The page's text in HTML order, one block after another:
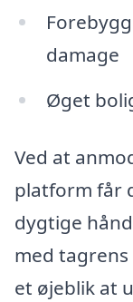
damage
Øget
Ved at
platform får
dygtige
med
et øjeblik at